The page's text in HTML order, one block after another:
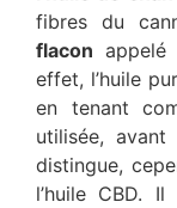
fibres du
flacon appelé
effet, l’huile
en tenant
utilisée, avant
distingue,
l’huile CBD.